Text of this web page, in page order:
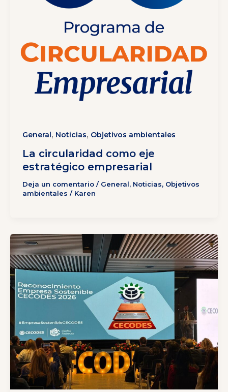
General, Noticias, Objetivos ambientales
La circularidad como eje
estratégico empresarial
Deja un comentario / General, Noticias, Objetivos
ambientales / Karen